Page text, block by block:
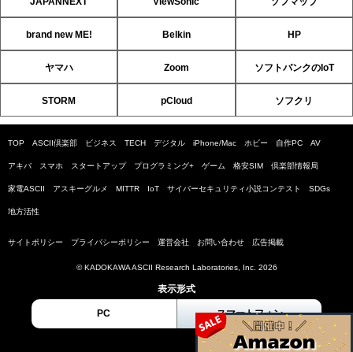
brand new ME! Belkin HP
ヤマハ Zoom ソフトバンクのIoT
STORM pCloud ソフクリ
TOP ASCII倶楽部 ビジネス TECH デジタル iPhone/Mac ホビー 自作PC AV
アキバ スマホ スタートアップ プログラミング+ ゲーム 格安SIM 倶楽部情報局
家電ASCII アスキーグルメ MITTR IoT サイバーセキュリティ小説コンテスト SDGs
地方活性
サイトポリシー プライバシーポリシー 運営会社 お問い合わせ 広告掲載
© KADOKAWA ASCII Research Laboratories, Inc. 2026
表示形式
PC スマートフォン